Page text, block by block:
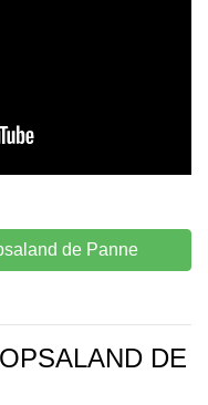
de Panne
DE